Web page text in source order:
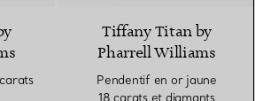
Tiffany Titan by
Pharrell Williams
Pendentif en or jaune
18 carats et diamants